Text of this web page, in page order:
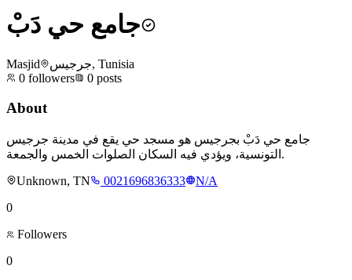
جامع حي دَبْ
Masjid
جرجيس, Tunisia
0 followers 0 posts
About
جامع حي دَبْ بجرجيس هو مسجد حي يقع في مدينة جرجيس
التونسية، ويؤدي فيه السكان الصلوات الخمس والجمعة.
Unknown, TN
0021696836333
N/A
0
Followers
0